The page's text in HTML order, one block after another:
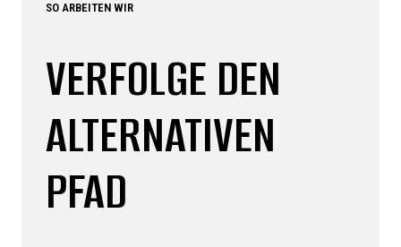
SO ARBEITEN WIR
VERFOLGE DEN
ALTERNATIVEN
PFAD